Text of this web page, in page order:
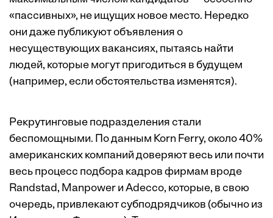
«пассивных», не ищущих новое место. Нередко
они даже публикуют объявления о
несуществующих вакансиях, пытаясь найти
людей, которые могут пригодиться в будущем
(например, если обстоятельства изменятся).
Рекрутинговые подразделения стали
беспомощными. По данным Korn Ferry, около 40%
американских компаний доверяют весь или почти
весь процесс подбора кадров фирмам вроде
Randstad, Manpower и Adecco, которые, в свою
очередь, привлекают субподрядчиков (обычно из